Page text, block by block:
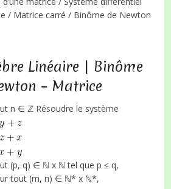
/ Matrice carré / Binôme de Newton
Linéaire | Binôme
– Matrice
n ∈ ℤ Résoudre le système
(p, q) ∈ ℕ x ℕ tel que p ≤ q,
tout (m, n) ∈ ℕ* x ℕ*,